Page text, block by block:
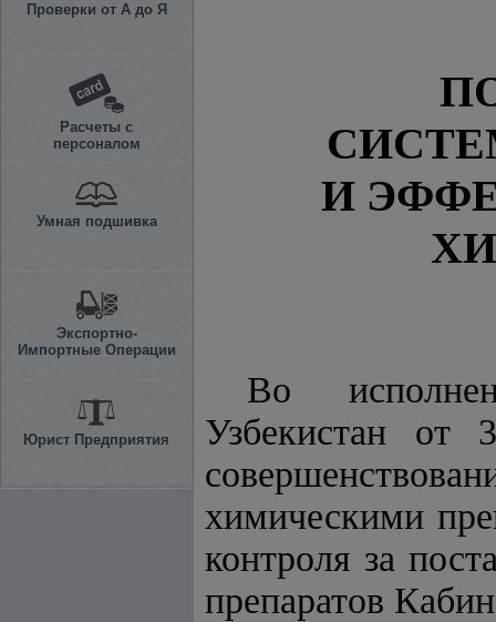
Проверки от А до Я
Расчеты с
персоналом
Умная подшивка
Экспортно-
Импортные Операции
Юрист Предприятия
И
Во
Узбекистан
химическими
контроля за
препаратов